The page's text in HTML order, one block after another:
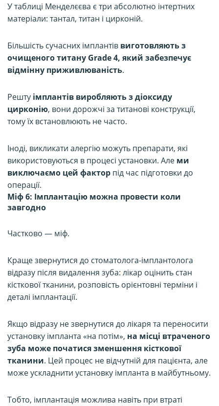
У таблиці Менделєєва є три абсолютно інтертних
матеріали: тантал, титан і цирконій.
Більшість сучасних імплантів виготовляють з
очищеного титану Grade 4, який забезпечує
відмінну приживлюваність.
Решту імплантів виробляють з діоксиду
цирконію, вони дорожчі за титанові конструкції,
тому їх встановлюють не часто.
Іноді, викликати алергію можуть препарати, які
використовуються в процесі установки. Але ми
виключаємо цей фактор під час підготовки до
операції.
Міф 6: Імплантацію можна провести коли
завгодно
Частково — міф.
Краще звернутися до стоматолога-імплантолога
відразу після видалення зуба: лікар оцінить стан
кісткової тканини, розповість орієнтовні терміни і
деталі імплантації.
Якщо відразу не звернутися до лікаря та переносити
установку імпланта «на потім», на місці втраченого
зуба може початися зменшення кісткової
тканини. Цей процес не відчутній для пацієнта, але
може ускладнити установку імпланта в майбутньому.
Тобто, імплантація можлива навіть при втраті